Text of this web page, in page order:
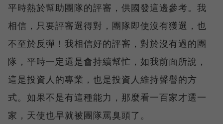
平時熱於幫助團隊的評審，供國發這邊參考。我
相信，只要評審選得對，團隊即使沒有獲選，也
不至於反彈！我相信好的評審，對於沒有過的團
隊，平時一定還是會持續幫忙，如我前面所說，
這是投資人的專業，也是投資人維持聲譽的方
式。如果不是有這種能力，那麼看一百家才選一
家，天使也早就被團隊罵臭頭了。